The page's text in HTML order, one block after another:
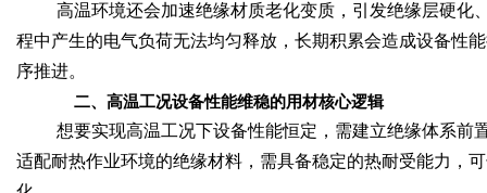
高温环境还会加速绝缘材质老化变质，引发绝缘层硬化
程中产生的电气负荷无法均匀释放，长期积累会造成设备性
序推进。
二、高温工况设备性能维稳的用材核心逻辑
想要实现高温工况下设备性能恒定，需建立绝缘体系前
适配耐热作业环境的绝缘材料，需具备稳定的热耐受能力，